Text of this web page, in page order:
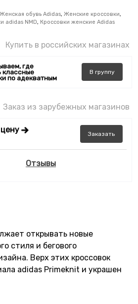
Женская обувь Adidas, Женские кроссовки,
adidas NMD, Кроссовки женские Adidas
Купить в российских магазинах
где
классные
по адекватным
В группу
Заказ из зарубежных магазинов
цену Заказать
Отзывы
открывать новые
стиля и бегового
Верх этих кроссовок
adidas Primeknit и украшен